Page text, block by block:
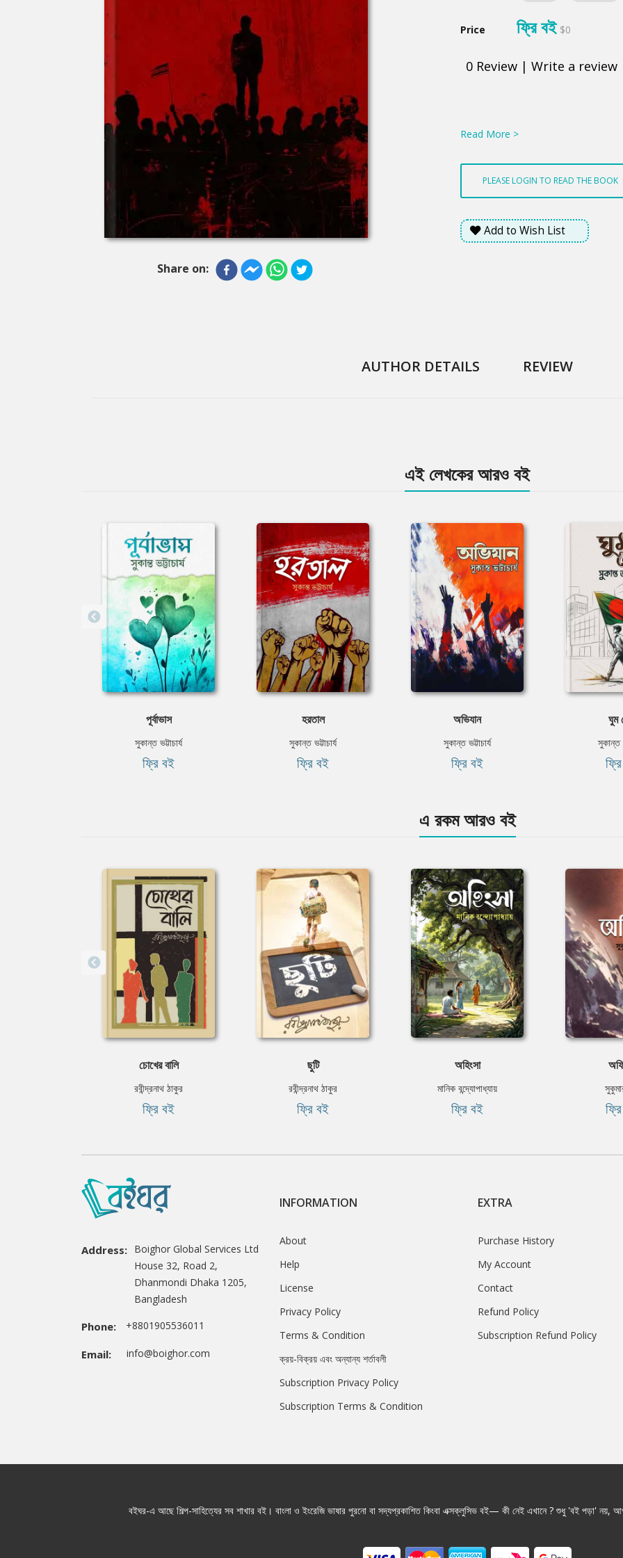
Share on:
Price ফ্রি বই $0
0 Review | Write a review
Read More >
PLEASE LOGIN TO READ THE BOOK
Add to Wish List
AUTHOR DETAILS REVIEW
এই লেখকের আরও বই
পূর্বাভাস
সুকান্ত ভট্টাচার্য
ফ্রি বই
হরতাল
সুকান্ত ভট্টাচার্য
ফ্রি বই
অভিযান
সুকান্ত ভট্টাচার্য
ফ্রি বই
ঘুম
সুকান্ত
এ রকম আরও বই
চোখের বালি
রবীন্দ্রনাথ ঠাকুর
ফ্রি বই
ছুটি
রবীন্দ্রনাথ ঠাকুর
ফ্রি বই
অহিংসা
মানিক বন্দ্যোপাধ্যায়
ফ্রি বই
Address: Boighor Global Services Ltd
House 32, Road 2,
Dhanmondi Dhaka 1205,
Bangladesh
Phone: +8801905536011
Email: info@boighor.com
INFORMATION
About
Help
License
Privacy Policy
Terms & Condition
ক্রয়-বিক্রয় এবং অন্যান্য শর্তাবলী
Subscription Privacy Policy
Subscription Terms & Condition
EXTRA
Purchase History
My Account
Contact
Refund Policy
Subscription Refund Policy
বইঘর-এ আছে শিল্প-সাহিত্যের সব শাখার বই। বাংলা ও ইংরেজি ভাষার পুরনো বা সদ্যপ্রকাশিত কিংবা এক্সক্লুসিভ বই— কী নেই এখানে ? শুধু 'বই পড়া' নয়,